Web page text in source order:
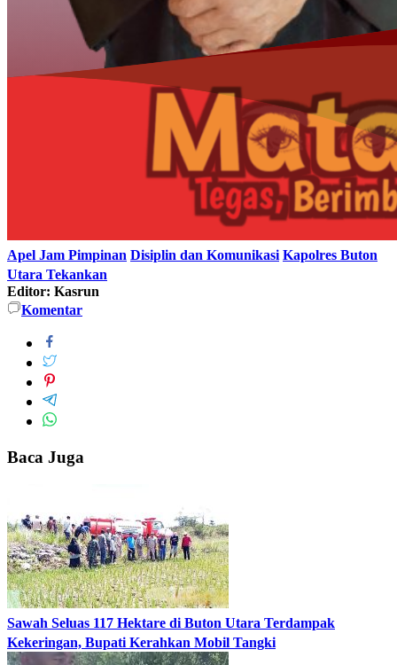
Apel Jam Pimpinan Disiplin dan Komunikasi Kapolres Buton
Utara Tekankan
Editor: Kasrun
Komentar
Baca Juga
Sawah Seluas 117 Hektare di Buton Utara Terdampak
Kekeringan, Bupati Kerahkan Mobil Tangki